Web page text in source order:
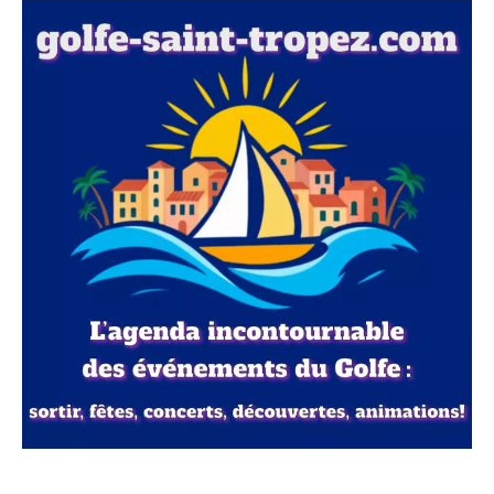
Sécheresse : à Saint-Hilaire-de-Pionsat, les élus
surveillent chaque jour le niveau du château d'eau
07/08/2026 à 05:31
À Saint-Hilaire-de-Pionsat, dans les Combrailles (Puy-de-
Dôme), la sécheresse inquiète les habitants. Fin juin, la
commune a connu une première coupure d’eau après
une baisse importante du niveau du château d’eau…
Lire la suite →
revendeurs de lunettes d'observation sont en rupture de
stock. Pour les retardataires, il existe pourtant un lieu où
vous pouvez être…
"Pas de déni face à la hausse du chômage, mais
pas de caricature non plus": Sébastien Lecornu
défend le bilan d'Emmanuel Macron, qui promettait
d'atteindre le plein-emploi d'ici 2027
10/08/2026 à 12:32